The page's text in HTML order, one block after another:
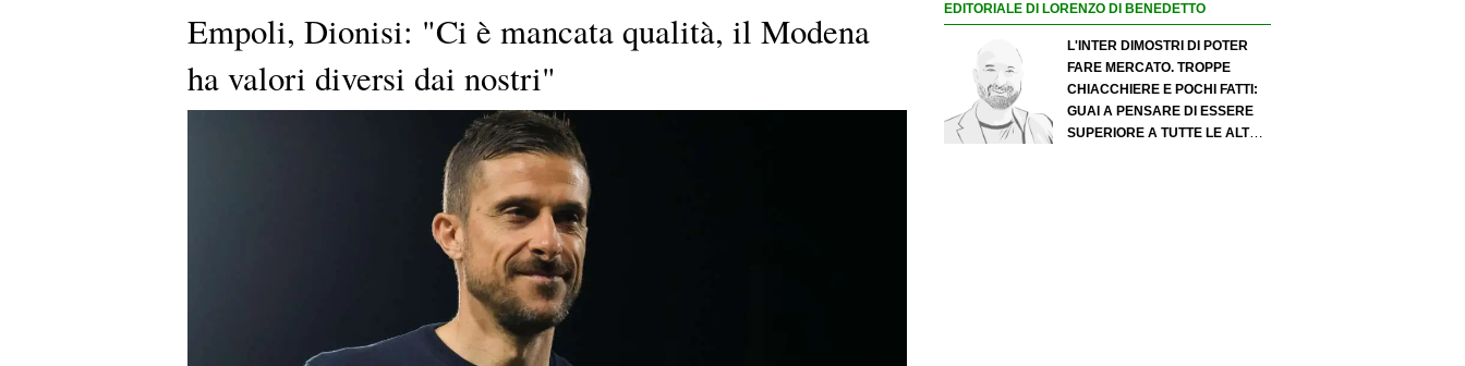
Empoli, Dionisi: "Ci è mancata qualità, il Modena
ha valori diversi dai nostri"
EDITORIALE DI LORENZO DI BENEDETTO
L'INTER DIMOSTRI DI POTER
FARE MERCATO. TROPPE
CHIACCHIERE E POCHI FATTI:
GUAI A PENSARE DI ESSERE
SUPERIORE A TUTTE LE ALTRE